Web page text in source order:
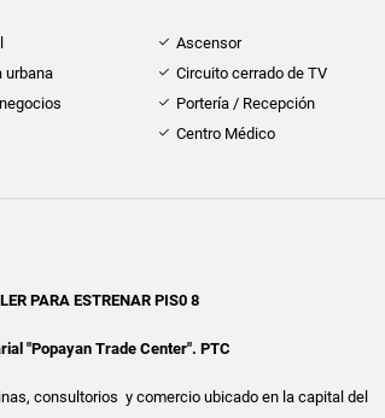
Ascensor
urbana
Circuito cerrado de TV
Portería / Recepción
Centro Médico
PARA ESTRENAR PIS0 8
"Popayan Trade Center". PTC
consultorios y comercio ubicado en la capital del